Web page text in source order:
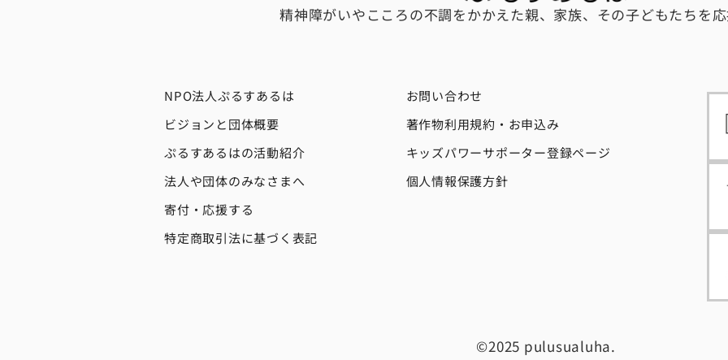
精神障がいやこころの不調をかかえた親、家族、その子どもたちを
NPO法人ぷるすあるは
ビジョンと団体概要
ぷるすあるはの活動紹介
法人や団体のみなさまへ
寄付・応援する
特定商取引法に基づく表記
お問い合わせ
著作物利用規約・お申込み
キッズパワーサポーター登録ページ
個人情報保護方針
©2025 pulusualuha.